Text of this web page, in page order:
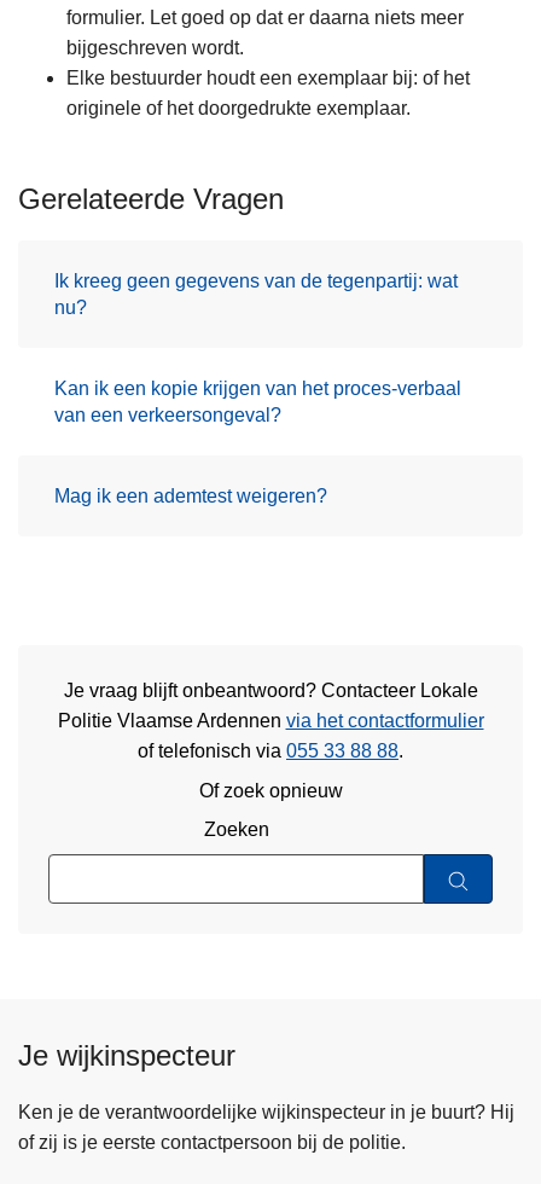
formulier. Let goed op dat er daarna niets meer
bijgeschreven wordt.
Elke bestuurder houdt een exemplaar bij: of het
originele of het doorgedrukte exemplaar.
Gerelateerde Vragen
Ik kreeg geen gegevens van de tegenpartij: wat
nu?
Kan ik een kopie krijgen van het proces-verbaal
van een verkeersongeval?
Mag ik een ademtest weigeren?
Je vraag blijft onbeantwoord? Contacteer Lokale
Politie Vlaamse Ardennen via het contactformulier
oftelefonisch via 055 33 88 88.
Of zoek opnieuw
Zoeken
Je wijkinspecteur
Ken je de verantwoordelijke wijkinspecteur in je buurt? Hij
of zij is je eerste contactpersoon bij de politie.